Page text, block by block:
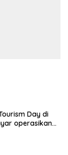
Day di
operasikan